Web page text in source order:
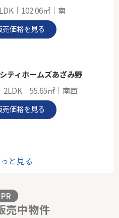
㎡～108.16㎡
｜102.06㎡｜南
売価格を見る
ティホームズあざみ野
2LDK｜55.65㎡｜南西
売価格を見る
売価格を見る
と見る
PR
売中物件